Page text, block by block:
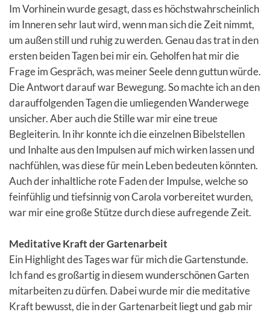
Im Vorhinein wurde gesagt, dass es höchstwahrscheinlich
im Inneren sehr laut wird, wenn man sich die Zeit nimmt,
um außen still und ruhig zu werden. Genau das trat in den
ersten beiden Tagen bei mir ein. Geholfen hat mir die
Frage im Gespräch, was meiner Seele denn guttun würde.
Die Antwort darauf war Bewegung. So machte ich an den
darauffolgenden Tagen die umliegenden Wanderwege
unsicher. Aber auch die Stille war mir eine treue
Begleiterin. In ihr konnte ich die einzelnen Bibelstellen
und Inhalte aus den Impulsen auf mich wirken lassen und
nachfühlen, was diese für mein Leben bedeuten könnten.
Auch der inhaltliche rote Faden der Impulse, welche so
feinfühlig und tiefsinnig von Carola vorbereitet wurden,
war mir eine große Stütze durch diese aufregende Zeit.
Meditative Kraft der Gartenarbeit
Ein Highlight des Tages war für mich die Gartenstunde.
Ich fand es großartig in diesem wunderschönen Garten
mitarbeiten zu dürfen. Dabei wurde mir die meditative
Kraft bewusst, die in der Gartenarbeit liegt und gab mir